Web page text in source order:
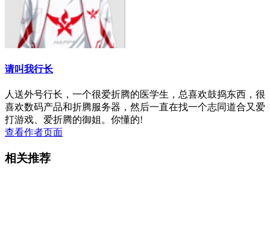
请叫我行长
人送外号行长，一个很爱折腾的医学生，总喜欢鼓捣东西，很
喜欢数码产品和折腾服务器，然后一直在找一个志同道合又爱
打游戏、爱折腾的御姐。你懂的!
查看作者页面
相关推荐